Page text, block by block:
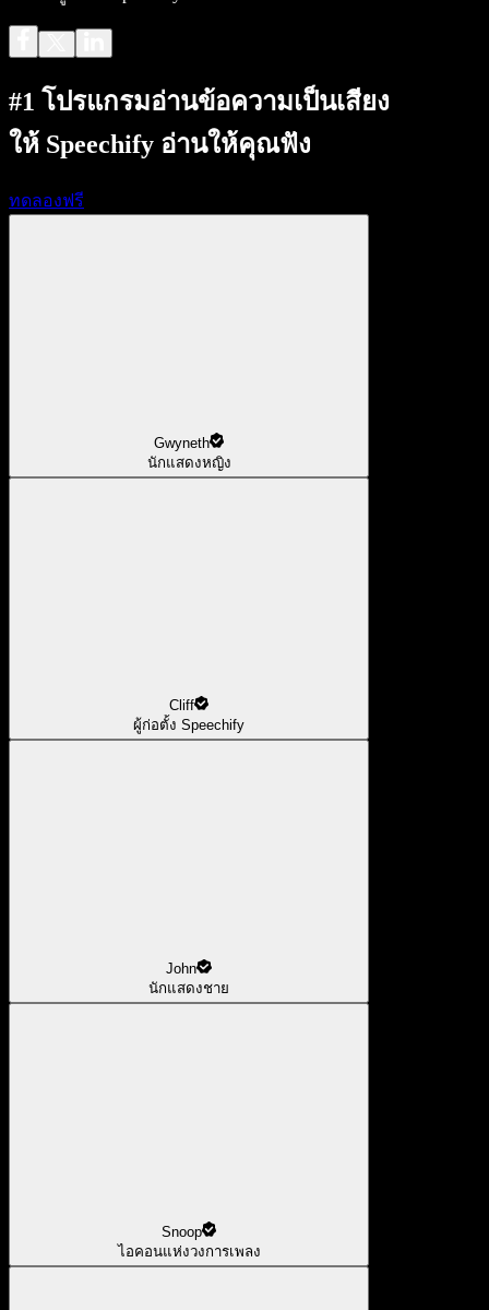
#1 โปรแกรมอ่านข้อความเป็นเสียง
ให้ Speechify อ่านให้คุณฟัง
ทดลองฟรี
Gwyneth
นักแสดงหญิง
Cliff
ผู้ก่อตั้ง Speechify
John
นักแสดงชาย
Snoop
ไอคอนแห่งวงการเพลง